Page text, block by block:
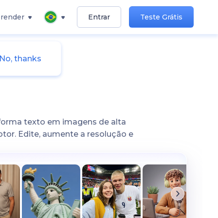
Entrar Teste Grátis
thanks
texto em imagens de alta
Edite, aumente a resolução e